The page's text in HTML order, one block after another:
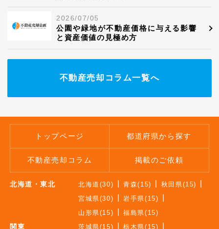
2026/07/05
公園や緑地が不動産価格に与える影響
と資産価値の見極め方
不動産売却コラム一覧へ
トップページ 都道府県から探す
不動産売却コラム 掲載のご依頼
北海道・東北 北海道(30) 青森(15)
秋田県(15)
宮城県(30)
岩手県(15)
山形県(15)
福島県(15)
関東 茨城県(15)
栃木県(15)